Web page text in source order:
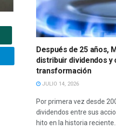
Después de 25 años,
distribuir dividendos y
transformación
JULIO 14, 2026
Por primera vez desde
dividendos entre sus
hito en la historia